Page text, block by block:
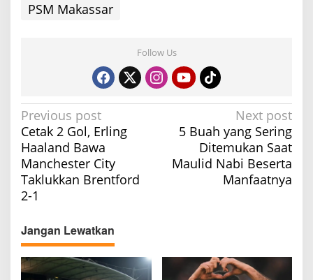
PSM Makassar
Follow Us
P
o
s
t
n
v
i
g
Previous post
Cetak 2 Gol, Erling
Haaland Bawa
Manchester City
Taklukkan Brentford
2-1
Next post
5 Buah yang Sering
Ditemukan Saat
Maulid Nabi Beserta
Manfaatnya
Jangan Lewatkan